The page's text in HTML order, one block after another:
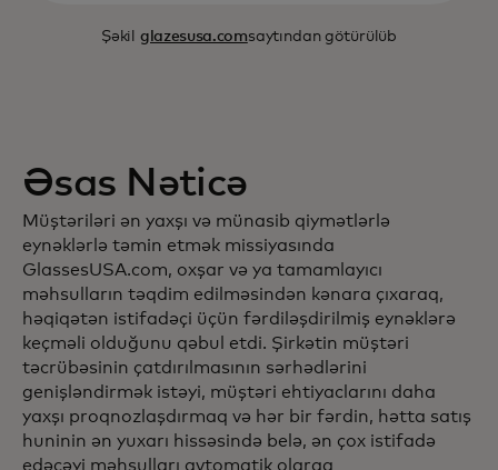
Şəkil glazesusa.comsaytından götürülüb
Əsas Nəticə
Müştəriləri ən yaxşı və münasib qiymətlərlə
eynəklərlə təmin etmək missiyasında
GlassesUSA.com, oxşar və ya tamamlayıcı
məhsulların təqdim edilməsindən kənara çıxaraq,
həqiqətən istifadəçi üçün fərdiləşdirilmiş eynəklərə
keçməli olduğunu qəbul etdi. Şirkətin müştəri
təcrübəsinin çatdırılmasının sərhədlərini
genişləndirmək istəyi, müştəri ehtiyaclarını daha
yaxşı proqnozlaşdırmaq və hər bir fərdin, hətta satış
huninin ən yuxarı hissəsində belə, ən çox istifadə
edəcəyi məhsulları avtomatik olaraq